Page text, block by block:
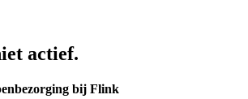
actief.
bij Flink